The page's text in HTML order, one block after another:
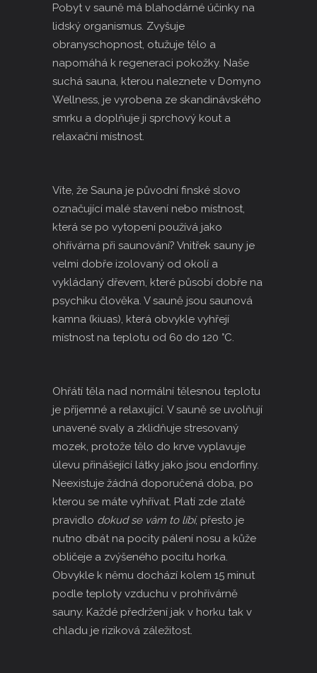
Pobyt v sauně má blahodárné účinky na
lidský organismus. Zvyšuje
obranyschopnost, otužuje tělo a
napomáhá k regeneraci pokožky. Naše
suchá sauna, kterou naleznete v Domyno
Wellness, je vyrobena ze skandinávského
smrku a doplňuje ji sprchový kout a
relaxační místnost.
Víte, že Sauna je původní finské slovo
označující malé stavení nebo místnost,
která se po vytopení používá jako
ohřívárna při saunování? Vnitřek sauny je
velmi dobře izolovaný od okolí a
vykládaný dřevem, které působí dobře na
psychiku člověka. V sauně jsou saunová
kamna (kiuas), která obvykle vyhřejí
místnost na teplotu od 60 do 120 °C.
Ohřátí těla nad normální tělesnou teplotu
je příjemné a relaxující. V sauně se uvolňují
unavené svaly a zklidňuje stresovaný
mozek, protože tělo do krve vyplavuje
úlevu přinášející látky jako jsou endorfiny.
Neexistuje žádná doporučená doba, po
kterou se máte vyhřívat. Platí zde zlaté
pravidlo dokud se vám to líbí, přesto je
nutno dbát na pocity pálení nosu a kůže
obličeje a zvýšeného pocitu horka.
Obvykle k němu dochází kolem 15 minut
podle teploty vzduchu v prohřívárně
sauny. Každé předržení jak v horku tak v
chladu je riziková záležitost.